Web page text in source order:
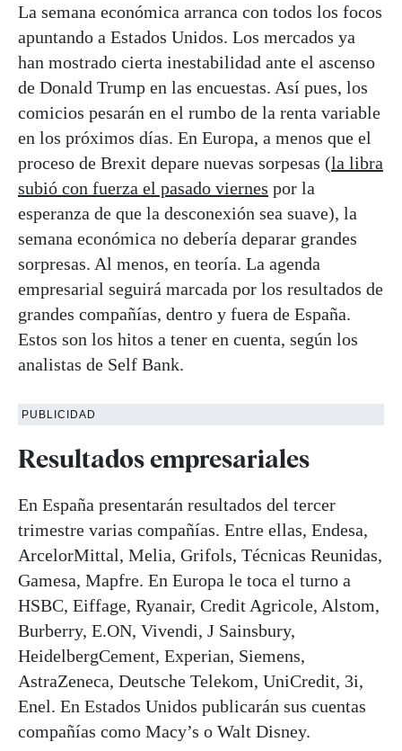
La semana económica arranca con todos los focos
apuntando a Estados Unidos. Los mercados ya
han mostrado cierta inestabilidad ante el ascenso
de Donald Trump en las encuestas. Así pues, los
comicios pesarán en el rumbo de la renta variable
en los próximos días. En Europa, a menos que el
proceso de Brexit depare nuevas sorpesas (la libra
subió con fuerza el pasado viernes por la
esperanza de que la desconexión sea suave), la
semana económica no debería deparar grandes
sorpresas. Al menos, en teoría. La agenda
empresarial seguirá marcada por los resultados de
grandes compañías, dentro y fuera de España.
Estos son los hitos a tener en cuenta, según los
analistas de Self Bank.
PUBLICIDAD
Resultados empresariales
En España presentarán resultados del tercer
trimestre varias compañías. Entre ellas, Endesa,
ArcelorMittal, Melia, Grifols, Técnicas Reunidas,
Gamesa, Mapfre. En Europa le toca el turno a
HSBC, Eiffage, Ryanair, Credit Agricole, Alstom,
Burberry, E.ON, Vivendi, J Sainsbury,
HeidelbergCement, Experian, Siemens,
AstraZeneca, Deutsche Telekom, UniCredit, 3i,
Enel. En Estados Unidos publicarán sus cuentas
compañías como Macy’s o Walt Disney.